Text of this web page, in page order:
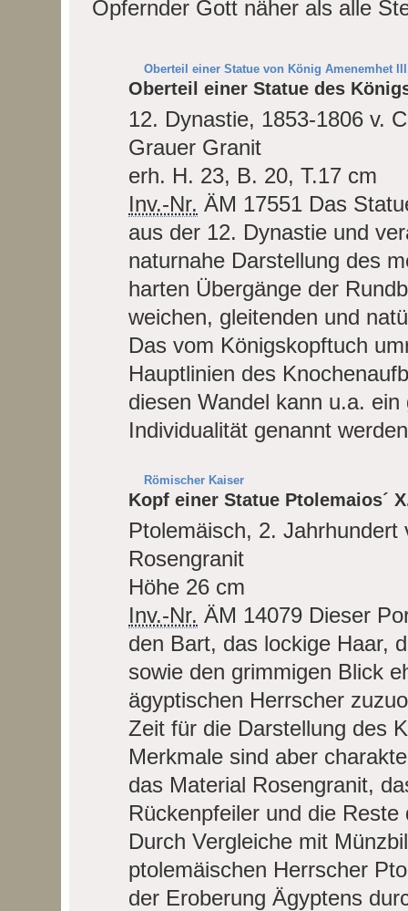
Opfernder Gott näher als alle
Oberteil einer Statue von König Amenemhet
Oberteil einer Statue des
12. Dynastie, 1853-1806 v.
Grauer Granit
erh. H. 23, B. 20, T.17 cm
Inv.-Nr. ÄM 17551 Das
aus der 12. Dynastie und
naturnahe Darstellung des
harten Übergänge der
weichen, gleitenden und
Das vom Königskopftuch
Hauptlinien des
diesen Wandel kann u.a.
Individualität genannt
Römischer Kaiser
Kopf einer Statue Ptolemaios´
Ptolemäisch, 2. Jahrhundert
Rosengranit
Höhe 26 cm
Inv.-Nr. ÄM 14079 Dieser
den Bart, das lockige Haar,
sowie den grimmigen Blick
ägyptischen Herrscher
Zeit für die Darstellung des
Merkmale sind aber
das Material Rosengranit,
Rückenpfeiler und die
Durch Vergleiche mit
ptolemäischen Herrscher
der Eroberung Ägyptens